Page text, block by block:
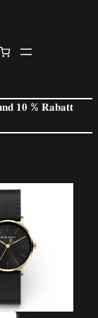
𝟏𝟎 % 𝐑𝐚𝐛𝐚𝐭𝐭